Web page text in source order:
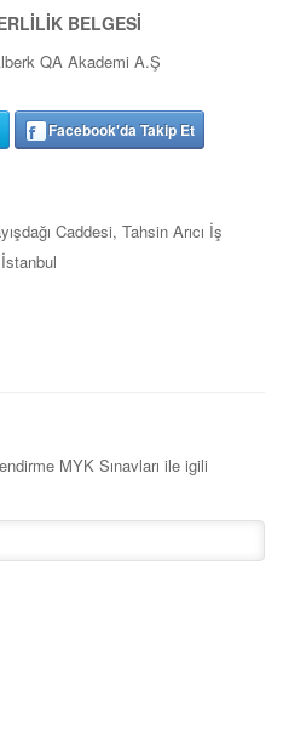
BELGESİ
QA Akademi A.Ş
Facebook'da Takip Et
Caddesi, Tahsin Arıcı İş
MYK Sınavları ile igili